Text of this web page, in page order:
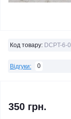
Код товару: DCPT-6-
Відгуки: 0
350 грн.